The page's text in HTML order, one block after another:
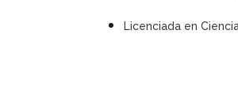
Licenciada en